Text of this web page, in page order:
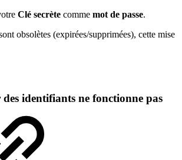
Clé secrète comme mot de passe.
obsolètes (expirées/supprimées), cette mise
identifiants ne fonctionne pas